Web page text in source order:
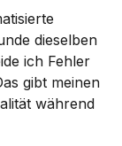
dieselben
ich Fehler
gibt meinen
während